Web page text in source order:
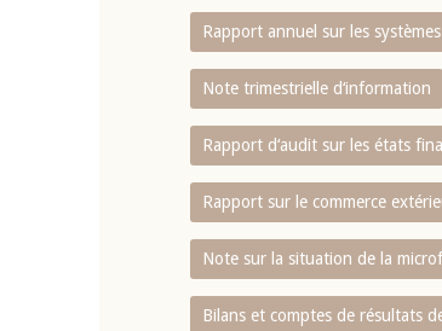
Rapport annuel sur les
Note trimestrielle d‘information
Rapport d‘audit sur les états
Rapport sur le commerce
Note sur la situation de la
Bilans et comptes de résultats